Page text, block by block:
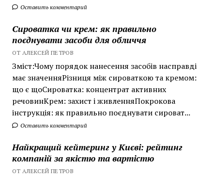
Оставить комментарий
Сироватка чи крем: як правильно
поєднувати засоби для обличчя
ОТ АЛЕКСЕЙ ПЕТРОВ
Зміст:Чому порядок нанесення засобів насправді
має значенняРізниця між сироваткою та кремом:
що є щоСироватка: концентрат активних
речовинКрем: захист і живленняПокрокова
інструкція: як правильно поєднувати сироват...
Оставить комментарий
Найкращий кейтеринг у Києві: рейтинг
компаній за якістю та вартістю
ОТ АЛЕКСЕЙ ПЕТРОВ